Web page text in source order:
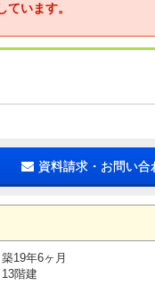
います。
資料請求・お問い合
築19年6ヶ月
13階建